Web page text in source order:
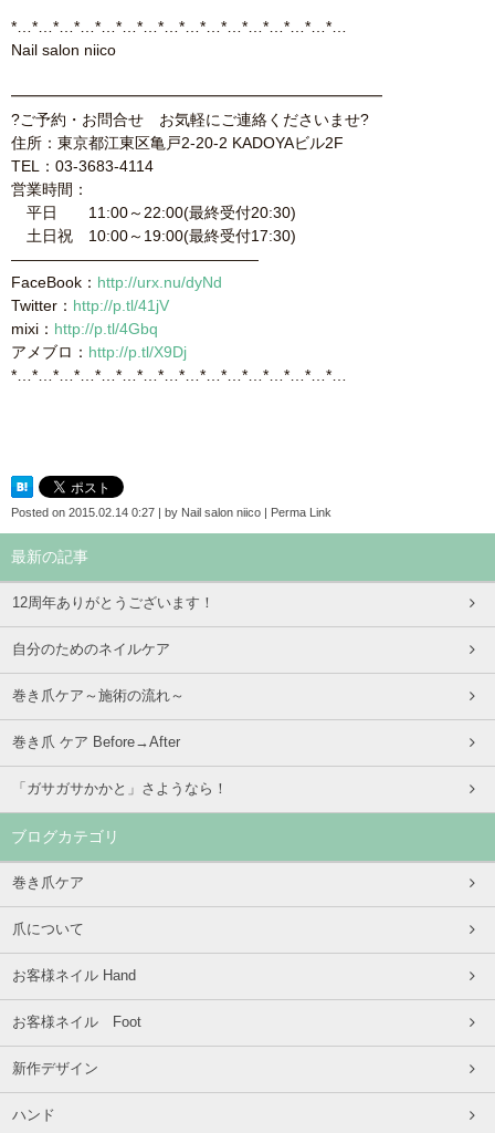
*…*…*…*…*…*…*…*…*…*…*…*…*…*…*…*…
Nail salon niico
━━━━━━━━━━━━━━━━━━━━━━━━
?ご予約・お問合せ お気軽にご連絡くださいませ?
住所：東京都江東区亀戸2-20-2 KADOYAビル2F
TEL：03-3683-4114
営業時間：
平日 11:00～22:00(最終受付20:30)
土日祝 10:00～19:00(最終受付17:30)
————————————————
FaceBook： http://urx.nu/dyNd
Twitter： http://p.tl/41jV
mixi： http://p.tl/4Gbq
アメブロ： http://p.tl/X9Dj
*…*…*…*…*…*…*…*…*…*…*…*…*…*…*…*…
Posted on 2015.02.14 0:27 | by Nail salon niico | Perma Link
最新の記事
12周年ありがとうございます！
自分のためのネイルケア
巻き爪ケア～施術の流れ～
巻き爪 ケア Before→After
「ガサガサかかと」さようなら！
ブログカテゴリ
巻き爪ケア
爪について
お客様ネイル Hand
お客様ネイル Foot
新作デザイン
ハンド